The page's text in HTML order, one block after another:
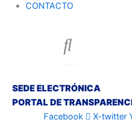
CONTACTO
SEDE ELECTRÓNICA
PORTAL DE
Facebook X-twitter